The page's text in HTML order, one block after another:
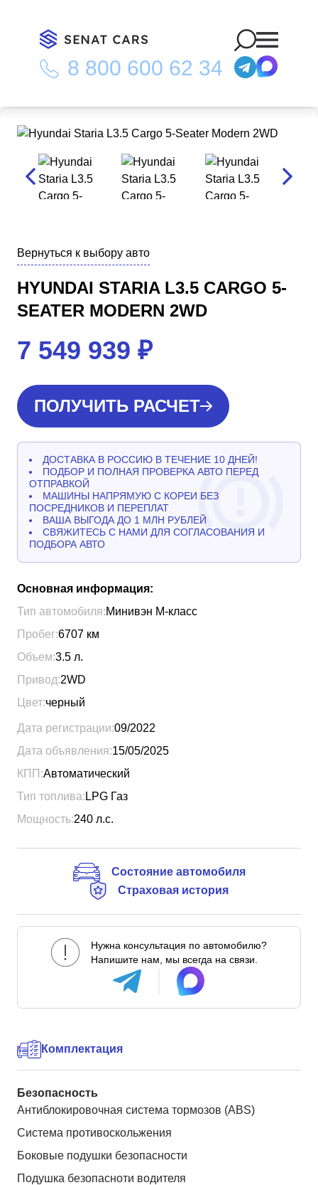
8 800 600 62 34
Главная Каталог/Hyundai Staria L3.5 Cargo 5-Seater Modern
2WD
Вернуться к выбору авто
HYUNDAI STARIA L3.5 CARGO 5-
SEATER MODERN 2WD
7 549 939 ₽
ПОЛУЧИТЬ РАСЧЕТ
ДОСТАВКА В РОССИЮ В ТЕЧЕНИЕ 10 ДНЕЙ!
ПОДБОР И ПОЛНАЯ ПРОВЕРКА АВТО ПЕРЕД
ОТПРАВКОЙ
МАШИНЫ НАПРЯМУЮ С КОРЕИ БЕЗ
ПОСРЕДНИКОВ И ПЕРЕПЛАТ
ВАША ВЫГОДА ДО 1 МЛН РУБЛЕЙ
СВЯЖИТЕСЬ С НАМИ ДЛЯ СОГЛАСОВАНИЯ И
ПОДБОРА АВТО
Основная информация:
Тип автомобиля:Минивэн М-класс
Пробег:6707 км
Объем:3.5 л.
Привод:2WD
Цвет:черный
Дата регистрации:09/2022
Дата объявления:15/05/2025
КПП:Автоматический
Тип топлива: LPG Газ
Мощность:240 л.с.
Состояние автомобиля
Страховая история
Нужна консультация по автомобилю?
Напишите нам, мы всегда на связи.
Комплектация
Безопасность
Антиблокировочная система тормозов (ABS)
Система противоскольжения
Боковые подушки безопасности
Подушка безопасноти водителя